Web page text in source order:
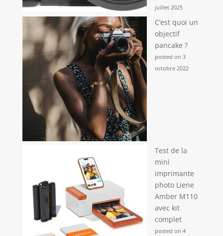
juillet 2025
C’est quoi un
objectif
pancake ?
posted on 3
octobre 2022
Test de la
mini
imprimante
photo Liene
Amber M110
avec kit
complet
posted on 4